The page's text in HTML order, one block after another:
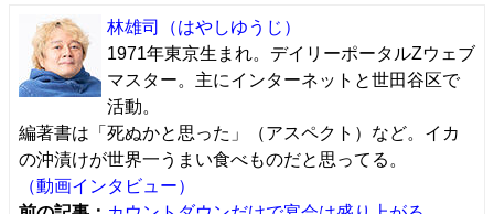
林雄司
（はやしゆうじ）
1971年東京生まれ。デイリーポータルZウェブ
マスター。主にインターネットと世田谷区で
活動。
編著書は「死ぬかと思った」（アスペクト）など。イカ
の沖漬けが世界一うまい食べものだと思ってる。
（動画インタビュー）